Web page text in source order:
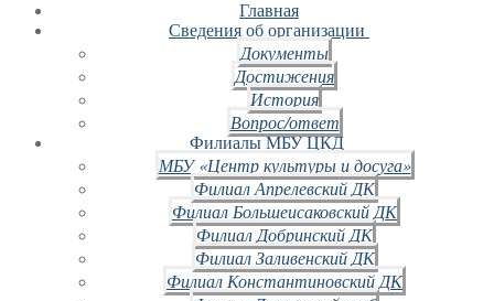
Главная
Сведения об организации
Документы
Достижения
История
Вопрос/ответ
Филиалы МБУ ЦКД
МБУ «Центр культуры и досуга»
Филиал Апрелевский ДК
Филиал Большеисаковский ДК
Филиал Добринский ДК
Филиал Заливенский ДК
Филиал Константиновский ДК